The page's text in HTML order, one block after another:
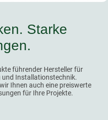
Starke
führender Hersteller für
und Installationstechnik.
Ihnen auch eine preiswerte
für Ihre Projekte.